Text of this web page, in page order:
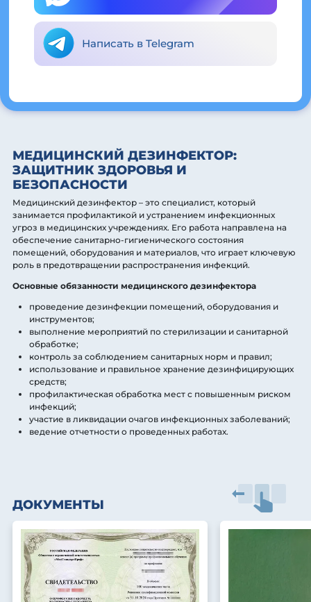
Написать в Telegram
МЕДИЦИНСКИЙ ДЕЗИНФЕКТОР:
ЗАЩИТНИК ЗДОРОВЬЯ И
БЕЗОПАСНОСТИ
Медицинский дезинфектор – это специалист, который
занимается профилактикой и устранением инфекционных
угроз в медицинских учреждениях. Его работа направлена на
обеспечение санитарно-гигиенического состояния
помещений, оборудования и материалов, что играет ключевую
роль в предотвращении распространения инфекций.
Основные обязанности медицинского дезинфектора
проведение дезинфекции помещений, оборудования и
инструментов;
выполнение мероприятий по стерилизации и санитарной
обработке;
контроль за соблюдением санитарных норм и правил;
использование и правильное хранение дезинфицирующих
средств;
профилактическая обработка мест с повышенным риском
инфекций;
участие в ликвидации очагов инфекционных заболеваний;
ведение отчетности о проведенных работах.
ДОКУМЕНТЫ